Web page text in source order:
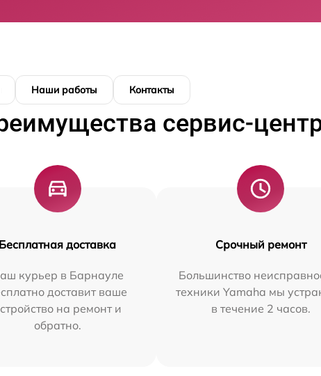
Наши работы Контакты
сервис-
Бесплатная доставка
курьер в Барнауле
доставит ваше
на ремонт и
обратно.
Срочный ремонт
Большинство
техники Yamaha мы
в течение 2 часов.